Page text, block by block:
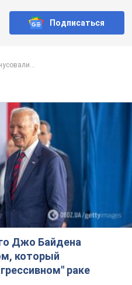
Подписаться
Джо Байдена
который
раке